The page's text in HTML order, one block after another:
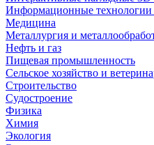
Информационные технологии
Медицина
Металлургия и
Нефть и газ
Пищевая промышленность
Сельское хозяйство и
Строительство
Судостроение
Физика
Химия
Экология